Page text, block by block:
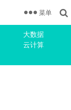
大数据
云计算
菜单